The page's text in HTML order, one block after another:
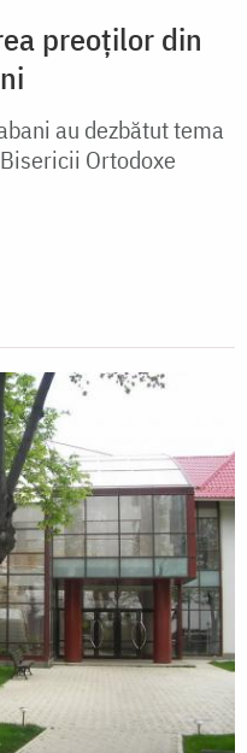
preoților din
au dezbătut tema
Ortodoxe